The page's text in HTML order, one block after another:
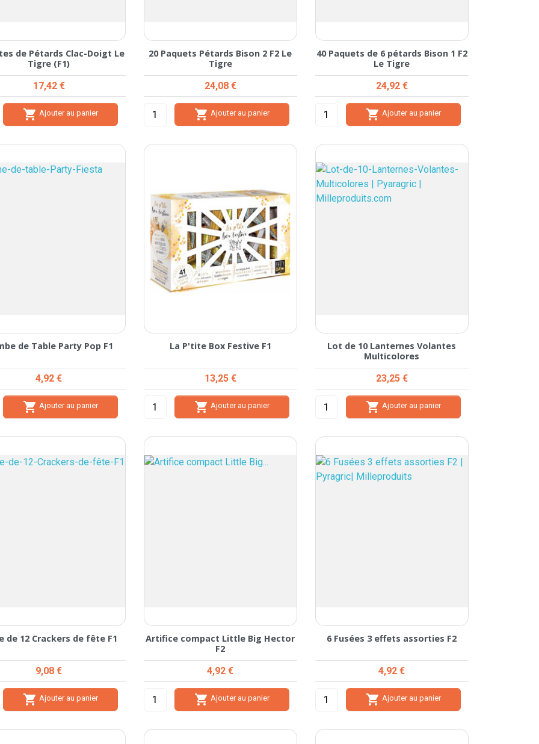
de Pétards Clac-Doigt Le
Tigre (F1)
Prix
17,42 €
 Ajouter au panier
20 Paquets Pétards Bison 2 F2 Le
Tigre
Prix
24,08 €
 Ajouter au panier
40 Paquets de 6 pétards Bison 1 F2
Le Tigre
Prix
24,92 €
 Ajouter au panier
de Table Party Pop F1
Prix
4,92 €
 Ajouter au panier
La P'tite Box Festive F1
Prix
13,25 €
 Ajouter au panier
Lot de 10 Lanternes Volantes
Multicolores
Prix
23,25 €
 Ajouter au panier
de 12 Crackers de fête F1
Prix
9,08 €
 Ajouter au panier
Artifice compact Little Big Hector
F2
Prix
4,92 €
 Ajouter au panier
6 Fusées 3 effets assorties F2
Prix
4,92 €
 Ajouter au panier